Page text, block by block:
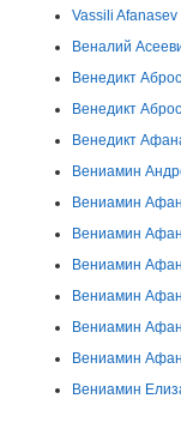
Vassili Afanasev
Веналий
Венедикт
Венедикт
Венедикт
Вениамин
Вениамин
Вениамин
Вениамин
Вениамин
Вениамин
Вениамин
Вениамин